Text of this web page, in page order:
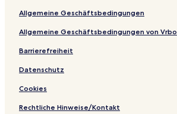
Allgemeine Geschäftsbedingungen
Allgemeine Geschäftsbedingungen von Vrbo
Barrierefreiheit
Datenschutz
Cookies
Rechtliche Hinweise/Kontakt